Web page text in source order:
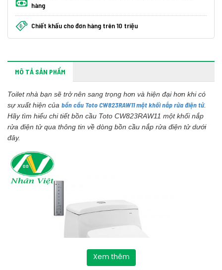
hàng
Chiết khấu cho đơn hàng trên 10 triệu
MÔ TẢ SẢN PHẨM
Toilet nhà bạn sẽ trở nên sang trọng hơn và hiện đại hơn khi có
sự xuất hiện của bồn cầu Toto CW823RAW11 một khối nắp rửa điện tử.
Hãy tìm hiểu chi tiết bồn cầu Toto CW823RAW11 một khối nắp
rửa điện tử qua thông tin về dòng bồn cầu nắp rửa điện tử dưới
đây.
Xem thêm